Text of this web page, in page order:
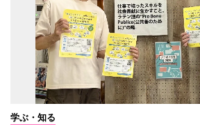
学ぶ・知る